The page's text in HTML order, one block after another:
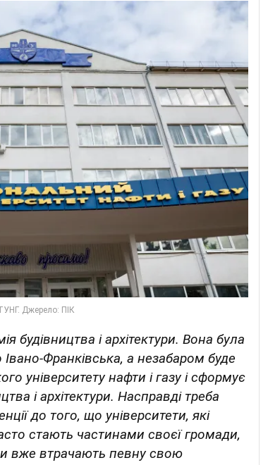
будівництва і архітектури. Вона була
Франківська, а незабаром буде
університету нафти і газу і сформує
і архітектури. Насправді треба
до того, що університети, які
стають частинами своєї громади,
вже втрачають певну свою